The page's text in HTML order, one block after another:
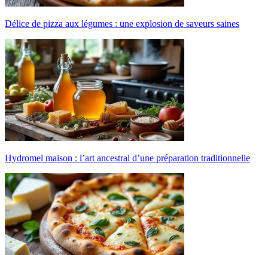
Délice de pizza aux légumes : une explosion de saveurs saines
Hydromel maison : l’art ancestral d’une préparation traditionnelle